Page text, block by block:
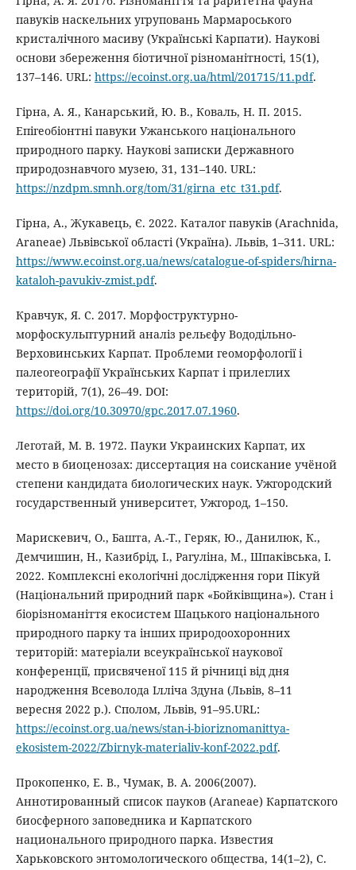
павуків наскельних угруповань Мармароського
кристалічного масиву (Українські Карпати). Наукові
основи збереження біотичної різноманітності, 15(1),
137–146. URL: https://ecoinst.org.ua/html/201715/11.pdf.
Гірна, А. Я., Канарський, Ю. В., Коваль, Н. П. 2015.
Епігеобіонтні павуки Ужанського національного
природного парку. Наукові записки Державного
природознавчого музею, 31, 131–140. URL:
https://nzdpm.smnh.org/tom/31/girna_etc_t31.pdf.
Гірна, А., Жукавець, Є. 2022. Каталог павуків (Arachnida,
Araneae) Львівської області (Україна). Львів, 1–311. URL:
https://www.ecoinst.org.ua/news/catalogue-of-spiders/hirna-
kataloh-pavukiv-zmist.pdf.
Кравчук, Я. С. 2017. Морфоструктурно-
морфоскульптурний аналіз рельєфу Вододільно-
Верховинських Карпат. Проблеми геоморфології і
палеогеографії Українських Карпат і прилеглих
територій, 7(1), 26–49. DOI:
https://doi.org/10.30970/gpc.2017.07.1960.
Леготай, М. В. 1972. Пауки Украинских Карпат, их
место в биоценозах: диссертация на соискание учёной
степени кандидата биологических наук. Ужгородский
государственный университет, Ужгород, 1–150.
Марискевич, О., Башта, А.-Т., Геряк, Ю., Данилюк, К.,
Демчишин, Н., Казибрід, І., Рагуліна, М., Шпаківська, І.
2022. Комплексні екологічні дослідження гори Пікуй
(Національний природний парк «Бойківщина»). Стан і
біорізноманіття екосистем Шацького національного
природного парку та інших природоохоронних
територій: матеріали всеукраїнської наукової
конференції, присвяченої 115 й річниці від дня
народження Всеволода Ілліча Здуна (Львів, 8–11
вересня 2022 р.). Сполом, Львів, 91–95.URL:
https://ecoinst.org.ua/news/stan-i-bioriznomanittya-
ekosistem-2022/Zbirnyk-materialiv-konf-2022.pdf.
Прокопенко, Е. В., Чумак, В. А. 2006(2007).
Аннотированный список пауков (Araneae) Карпатского
биосферного заповедника и Kарпатского
национального природного парка. Известия
Харьковского энтомологического общества, 14(1–2), C.